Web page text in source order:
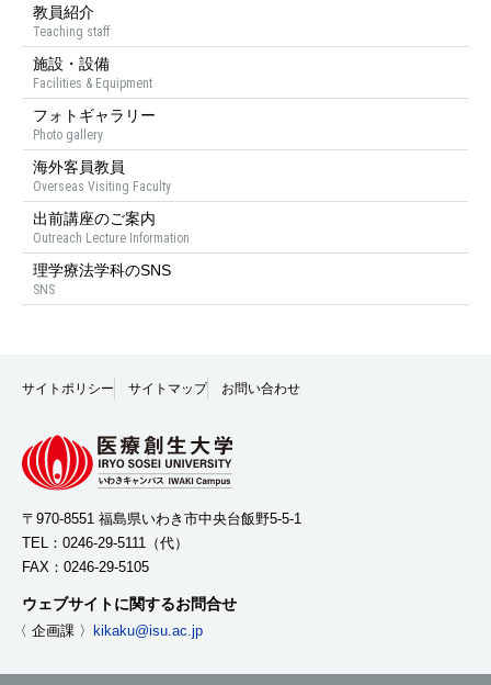
教員紹介
Teaching staff
施設・設備
Facilities & Equipment
フォトギャラリー
Photo gallery
海外客員教員
Overseas Visiting Faculty
出前講座のご案内
Outreach Lecture Information
理学療法学科のSNS
SNS
サイトポリシー サイトマップ お問い合わせ
〒970-8551 福島県いわき市中央台飯野5-5-1
TEL： 0246-29-5111 （代）
FAX：0246-29-5105
ウェブサイトに関するお問合せ
〈 企画課 〉 kikaku@isu.ac.jp